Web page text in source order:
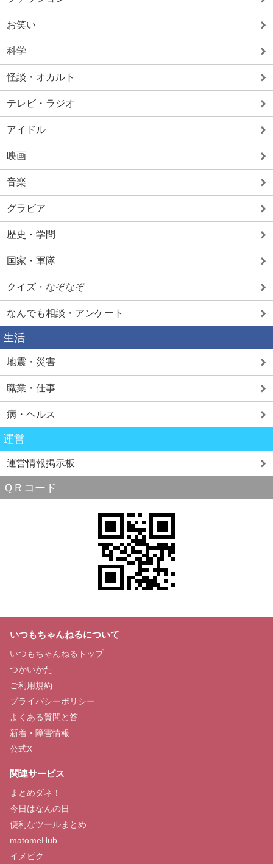
お笑い
科学
怪談・オカルト
テレビ・ラジオ
アイドル
映画
音楽
グラビア
歴史・学問
国家・軍隊
クイズ・なぞなぞ
なんでも相談・アンケート
生活
地震・災害
職業・仕事
病・ヘルス
運営
運営情報掲示板
ＱＲコード
いつもちゃんねるについて
いつもちゃんねるトップ
つかいかた
ご利用規約
プライバシーポリシー
よくある質問と答
新着・障害情報
公式X
関連サービス
まとめダネ！
今日はなんの日
便利なツールまとめ
matomeHub
イメピク